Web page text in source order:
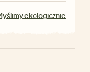
ekologicznie